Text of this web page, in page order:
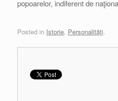
popoarelor, indiferent de
Posted in Istorie, Personalităţi.